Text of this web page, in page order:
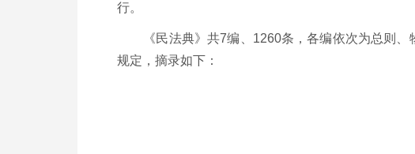
行。
《民法典》共7编、 1260条，各编依次为总则、
规定，摘录如下：